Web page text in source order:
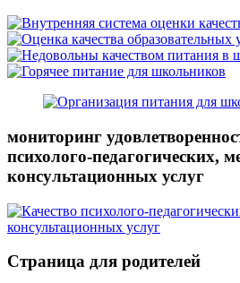
мониторинг
психолого-педагогических,
консультационных услуг
Страница для родителей